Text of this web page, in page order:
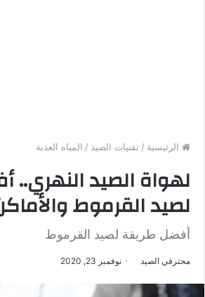
الرئيسية / تقنيات الصيد / المياه العذبة
لصيد القرموط
أفضل طريقة لصيد القرموط
محترفي الصيد نوفمبر 23, 2020